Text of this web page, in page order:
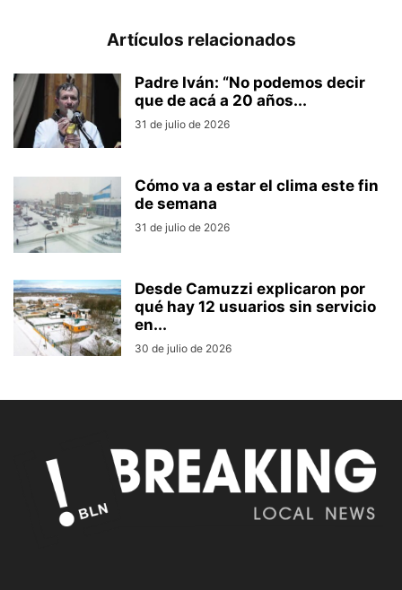
Artículos relacionados
Padre Iván: “No podemos decir
que de acá a 20 años...
31 de julio de 2026
Cómo va a estar el clima este fin
de semana
31 de julio de 2026
Desde Camuzzi explicaron por
qué hay 12 usuarios sin servicio
en...
30 de julio de 2026